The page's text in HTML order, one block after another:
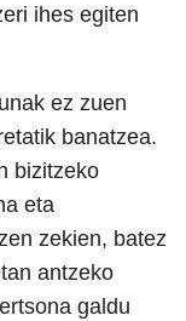
ihes egiten
ez zuen
banatzea.
bizitzeko
eta
zekien, batez
antzeko
galdu